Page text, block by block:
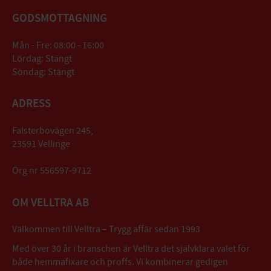
GODSMOTTAGNING
Mån - Fre: 08:00 - 16:00
Lördag: Stängt
Söndag: Stängt
ADRESS
Falsterbovägen 245,
23591 Vellinge
Org nr 556597-9712
OM VELLTRA AB
Välkommen till Velltra – Trygg affär sedan 1993
Med över 30 år i branschen är Velltra det självklara valet för
både hemmafixare och proffs. Vi kombinerar gedigen